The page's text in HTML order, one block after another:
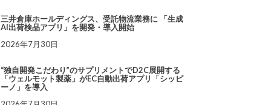
三井倉庫ホールディングス、受託物流業務に 「生成
AI出荷検品アプリ」を開発・導入開始
2026年7月30日
“独自開発こだわり”のサプリメントでD2C展開する
「ウェルモット製薬」がEC自動出荷アプリ「シッピ
ーノ」を導入